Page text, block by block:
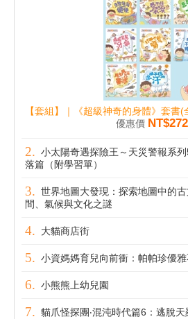
【套組】｜《超級神奇的身體》套書(
優惠價
小太陽奇遇探險王～天災警報系
落篇（附學習單）
世界地圖大發現：探索地圖中的
間、氣候與文化之謎
大貓商店街
小資媽媽育兒向前衝：帕帕珍優
小熊熊上幼兒園
貓爪怪探團‧混沌時代篇6：逃脫